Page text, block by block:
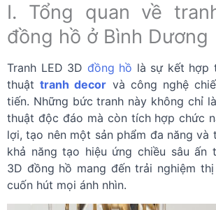
I. Tổng quan về
đồng hồ ở Bình Dương
Tranh LED 3D đồng hồ là sự kết hợp
thuậttranh decor và công nghệ
tiến. Những bức tranh này không chỉ
thuật độc đáo mà còn tích hợp chức
lợi, tạo nên một sản phẩm đa năng và
khả năng tạo hiệu ứng chiều sâu ấn
3D đồng hồ mang đến trải nghiệm
cuốn hút mọi ánh nhìn.